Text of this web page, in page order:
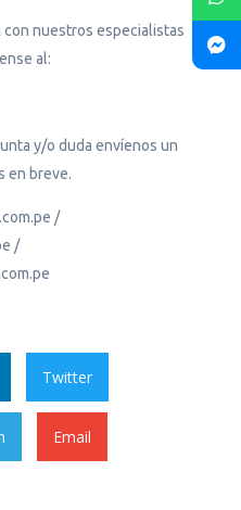
con nuestros especialistas
al:
y/o duda envíenos un
en breve.
/
/
Twitter
Email